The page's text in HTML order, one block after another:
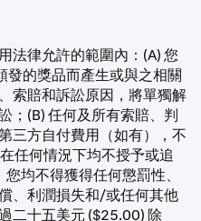
法律允許的範圍內：(A) 您
發的獎品而產生或與之相關
索賠和訴訟原因，將單獨解
；(B) 任何及所有索賠、判
三方自付費用（如有），不
任何情況下均不授予或追
均不得獲得任何懲罰性、
、利潤損失和/或任何其他
二十五美元 ($25.00) 除